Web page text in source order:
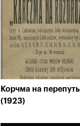
Корчма на
(1923)